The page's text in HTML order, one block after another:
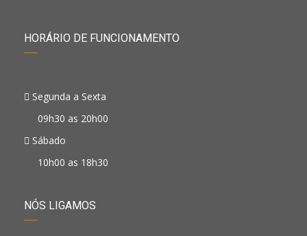
HORÁRIO DE FUNCIONAMENTO
Segunda a Sexta
09h30 as 20h00
Sábado
10h00 as 18h30
NÓS LIGAMOS